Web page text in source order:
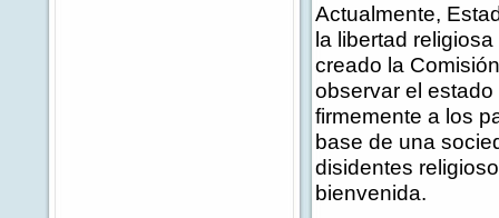
Actualmente,
la libertad
creado la
observar el
firmemente a los
base de una
disidentes
bienvenida.